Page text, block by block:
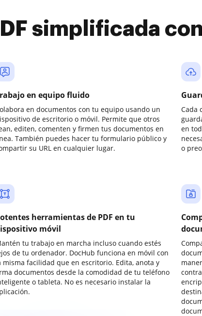
simplificada
en equipo fluido
en documentos con tu equipo usando un
de escritorio o móvil. Permite que otros
editen, comenten y firmen tus documentos en
También puedes hacer tu formulario público y
su URL en cualquier lugar.
Cada
en
o
herramientas de PDF en tu
móvil
tu trabajo en marcha incluso cuando estés
de tu ordenador. DocHub funciona en móvil con
misma facilidad que en escritorio. Edita, anota y
documentos desde la comodidad de tu teléfono
o tableta. No es necesario instalar la